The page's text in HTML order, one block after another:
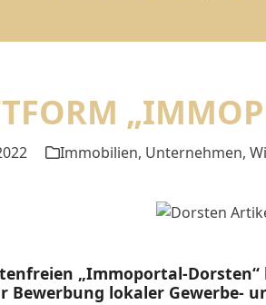
Immobilien, Unternehmen,
„Immoportal-Dorsten“
Bewerbung lokaler Gewerbe-